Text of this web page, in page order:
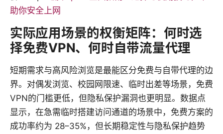
助你安全上网
实际应用场景的权衡矩阵：何时选
择免费VPN、何时自带流量代理
短期需求与高风险浏览是最能区分免费与自带代理的边
界。对偶发浏览、校园网限速、临时出差等场景，免费
VPN的门槛更低，但隐私保护漏洞也更明显。数据点
显示，在急需临时搭建访问通道的场景中，免费方案的
成功率约为 28–35%，但长期稳定性与隐私保护趋势